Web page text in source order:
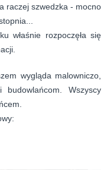
raczej szwedzka - mocno
właśnie rozpoczęła się
wygląda malowniczo,
Wszyscy